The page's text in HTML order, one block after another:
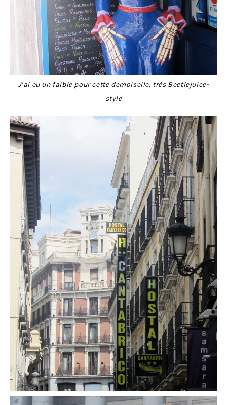
J’ai eu un faible pour cette demoiselle, très Beetlejuice-
style